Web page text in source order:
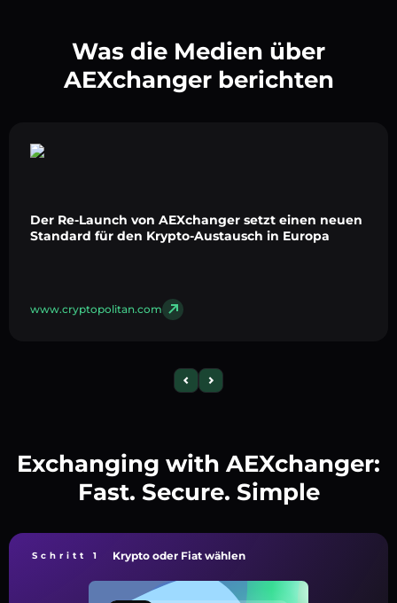
Was die Medien über
AEXchanger berichten
Der Re-Launch von AEXchanger setzt einen neuen
Standard für den Krypto-Austausch in Europa
www.cryptopolitan.com
Exchanging with AEXchanger:
Fast. Secure. Simple
Schritt 1 Krypto oder Fiat wählen